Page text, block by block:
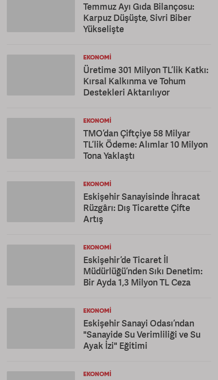
Temmuz Ayı Gıda Bilançosu:
Karpuz Düşüşte, Sivri Biber
Yükselişte
EKONOMI
Üretime 301 Milyon TL’lik Katkı:
Kırsal Kalkınma ve Tohum
Destekleri Aktarılıyor
EKONOMI
TMO’dan Çiftçiye 58 Milyar
TL’lik Ödeme: Alımlar 10 Milyon
Tona Yaklaştı
EKONOMI
Eskişehir Sanayisinde İhracat
Rüzgârı: Dış Ticarette Çifte
Artış
EKONOMI
Eskişehir’de Ticaret İl
Müdürlüğü’nden Sıkı Denetim:
Bir Ayda 1,3 Milyon TL Ceza
EKONOMI
Eskişehir Sanayi Odası’ndan
"Sanayide Su Verimliliği ve Su
Ayak İzi" Eğitimi
EKONOMI